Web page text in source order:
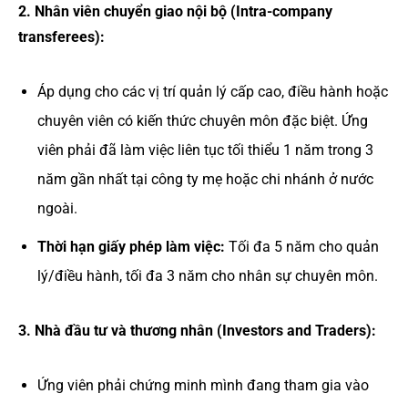
2. Nhân viên chuyển giao nội bộ (Intra-company
transferees):
Áp dụng cho các vị trí quản lý cấp cao, điều hành hoặc
chuyên viên có kiến thức chuyên môn đặc biệt. Ứng
viên phải đã làm việc liên tục tối thiểu 1 năm trong 3
năm gần nhất tại công ty mẹ hoặc chi nhánh ở nước
ngoài.
Thời hạn giấy phép làm việc: Tối đa 5 năm cho quản
lý/điều hành, tối đa 3 năm cho nhân sự chuyên môn.
3. Nhà đầu tư và thương nhân (Investors and Traders):
Ứng viên phải chứng minh mình đang tham gia vào